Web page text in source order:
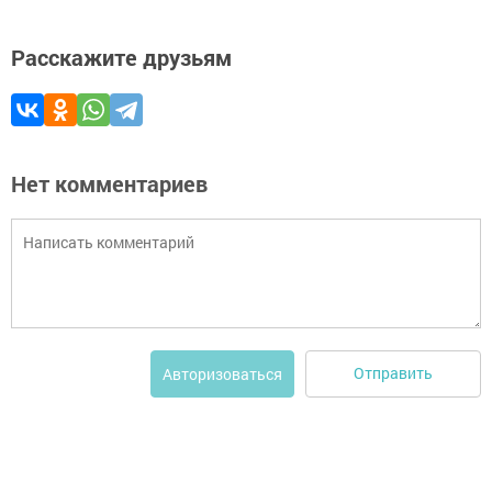
Расскажите друзьям
Нет комментариев
Авторизоваться Отправить